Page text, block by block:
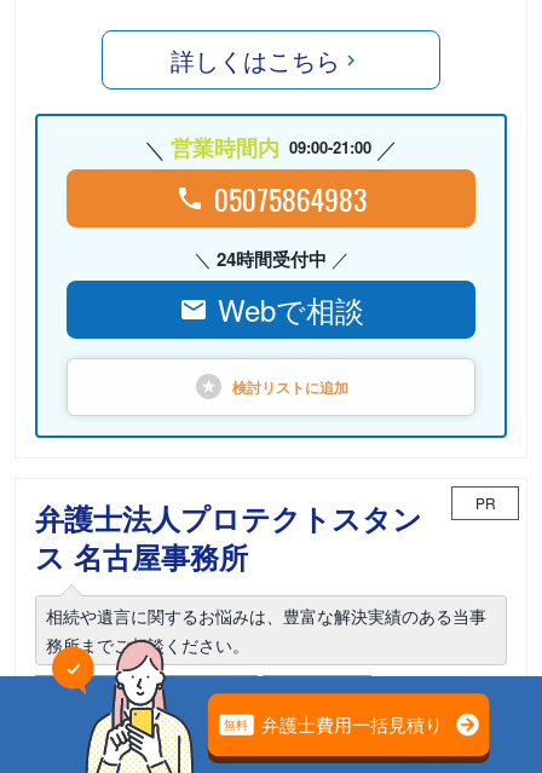
詳しくはこちら
営業時間内 09:00-21:00
05075864983
24時間受付中
Webで相談
検討リストに追加
弁護士法人プロテクトスタン
ス 名古屋事務所
PR
相続や遺言に関するお悩みは、豊富な解決実績のある当事
務所までご相談ください。
電話相談可能 初回面談無料
土日面談可能
18時以降面談可能